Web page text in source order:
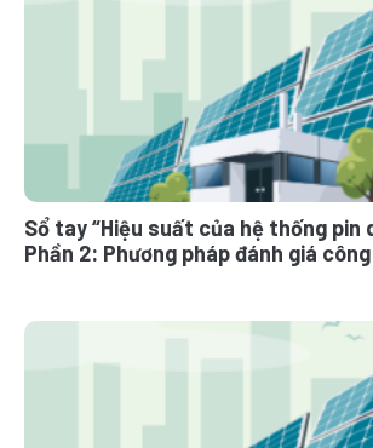
Sổ tay “Hiệu suất của hệ thống pin
Phần 2: Phương pháp đánh giá